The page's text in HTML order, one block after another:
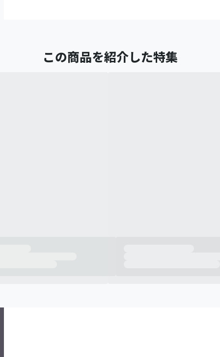
この商品を紹介した特集